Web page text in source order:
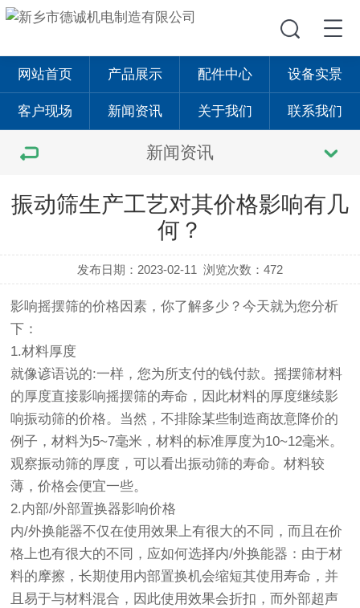
网站首页 产品展示 配件中心 设备实景
客户现场 新闻资讯 关于我们 联系我们
新闻资讯
振动筛生产工艺对其价格影响有几
何？
发布日期：2023-02-11 浏览次数：472
影响摇摆筛的价格因素，你了解多少？今天就为您分析
下：
1.材料厚度
就像谚语说的:一样，您为所支付的钱付款。摇摆筛材料
的厚度直接影响摇摆筛的寿命，因此材料的厚度继续影
响振动筛的价格。当然，不排除某些制造商故意降价的
例子，材料为5~7毫米，材料的标准厚度为10~12毫米。
观察振动筛的厚度，可以看出振动筛的寿命。材料较
薄，价格会便宜一些。
2.内部/外部置换器影响价格
内/外换能器不仅在使用效果上有很大的不同，而且在价
格上也有很大的不同，应如何选择内/外换能器：由于材
料的摩擦，长期使用内部置换机会缩短其使用寿命，并
且易于与材料混合，因此使用效果会折扣，而外部超声